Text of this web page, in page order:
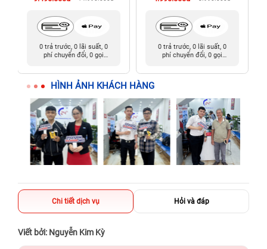
0 trả trước, 0 lãi suất, 0
phí chuyển đổi, 0 gọi
0 trả trước, 0 lãi suất, 0
phí chuyển đổi, 0 gọi
HÌNH ẢNH KHÁCH HÀNG
Chi tiết dịch vụ Hỏi và đáp
Viết bởi: Nguyễn Kim Kỳ